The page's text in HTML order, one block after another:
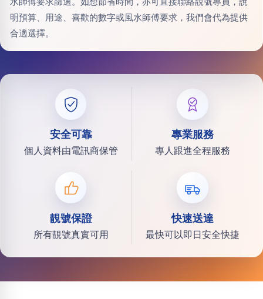
明預算、用途、喜歡的數字或風水師傅要求，我們會代為提供
合適選擇。
安全可靠
個人資料由電訊商保管
專業服務
專人跟進全程服務
靚號保證
所有靚號真實可用
快速送達
最快可以即日安全快捷